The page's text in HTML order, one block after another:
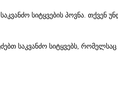
სიტყვების პოვნა.
საკვანძო სიტყვებს, რომელსაც